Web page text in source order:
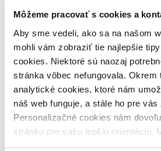
Môžeme pracovať s cookies a
Aby sme vedeli, ako sa na našom
mohli vám zobraziť tie najlepšie
cookies. Niektoré sú naozaj
stránka vôbec nefungovala. Okrem
analytické cookies, ktoré nám
náš web funguje, a stále ho pre
Personalizačné cookies nám
stránku pre vašu lepšiu orientáciu.
nám zas umožňujú zobrazenie
pripravujeme (0 titulov)
dostupná (bez vypredaných) (0
vypredaných)
Nové / čítané
nová (0 titulov)nová
čítaná (0 titulov)čítaná
čítaná - výborný stav (0 titulov)
čítaná - mierne opotrebovaná (0
opotrebovaná
čítané verzie vypredaných kníh
vypredaných kníh